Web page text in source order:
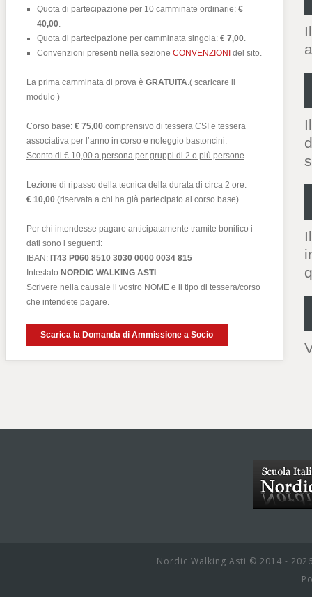
Quota di partecipazione per 10 camminate ordinarie: €
40,00.
Quota di partecipazione per camminata singola: € 7,00.
Convenzioni presenti nella sezione CONVENZIONI del sito.
La prima camminata di prova è GRATUITA.( scaricare il
modulo )
Corso base: € 75,00comprensivo di tessera CSI e tessera
associativa per l’anno in corso e noleggio bastoncini.
Sconto di € 10,00 a persona per gruppi di 2 o più persone
Lezione di ripasso della tecnica della durata di circa 2 ore:
€ 10,00(riservata a chi ha già partecipato al corso base)
Per chi intendesse pagare anticipatamente tramite bonifico i
dati sono i seguenti:
IBAN: IT43 P060 8510 3030 0000 0034 815
Intestato NORDIC WALKING ASTI .
Scrivere nella causale il vostro NOME e il tipo di tessera/corso
che intendete pagare.
Scarica la Domanda di Ammissione a Socio
Nordic Walking Asti © 2014 -